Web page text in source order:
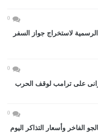
0
لاستخراج جواز السفر
0
على ترامب لوقف الحرب
0
الفاخر وأسعار التذاكر اليوم